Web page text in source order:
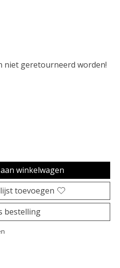
niet geretourneerd worden!
is
winkelwagen
toevoegen
bestelling